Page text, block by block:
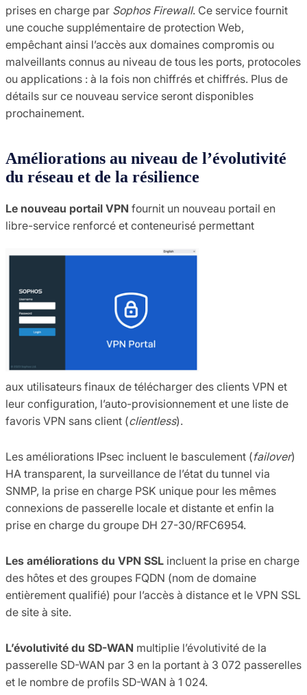
prises en charge par Sophos Firewall. Ce service fournit
une couche supplémentaire de protection Web,
empêchant ainsi l’accès aux domaines compromis ou
malveillants connus au niveau de tous les ports, protocoles
ou applications : à la fois non chiffrés et chiffrés. Plus de
détails sur ce nouveau service seront disponibles
prochainement.
Améliorations au niveau de l’évolutivité
du réseau et de la résilience
Le nouveau portail VPN fournit un nouveau portail en
libre-service renforcé et conteneurisé permettant
aux utilisateurs finaux de télécharger des clients VPN et
leur configuration, l’auto-provisionnement et une liste de
favoris VPN sans client (clientless).
Les améliorations IPsec incluent le basculement (failover)
HA transparent, la surveillance de l’état du tunnel via
SNMP, la prise en charge PSK unique pour les mêmes
connexions de passerelle locale et distante et enfin la
prise en charge du groupe DH 27-30/RFC6954.
Les améliorations du VPN SSL incluent la prise en charge
des hôtes et des groupes FQDN (nom de domaine
entièrement qualifié) pour l’accès à distance et le VPN SSL
de site à site.
L’évolutivité du SD-WAN multiplie l’évolutivité de la
passerelle SD-WAN par 3 en la portant à 3 072 passerelles
et le nombre de profils SD-WAN à 1 024.